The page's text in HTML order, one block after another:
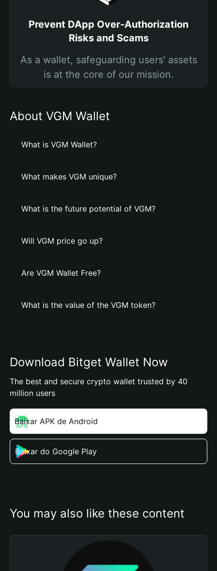
Prevent DApp Over-Authorization
Risks and Scams
As a wallet, safeguarding users' assets
is at the core of our mission.
About VGM Wallet
What is VGM Wallet?
What makes VGM unique?
What is the future potential of VGM?
Will VGM price go up?
Are VGM Wallet Free?
What is the value of the VGM token?
Download Bitget Wallet Now
The best and secure crypto wallet trusted by 40
million users
Baixar APK de Android
Baixar do Google Play
You may also like these content